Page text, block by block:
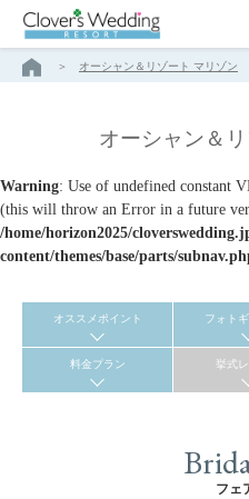
オーシャン＆リゾート マリゾン
オーシャン＆
Warning: Use of undefined constant
(this will throw an Error in a future
/home/horizon2025/
content/themes/base/parts/
オススメポイント フォト
料金プラン 挙式
フェ